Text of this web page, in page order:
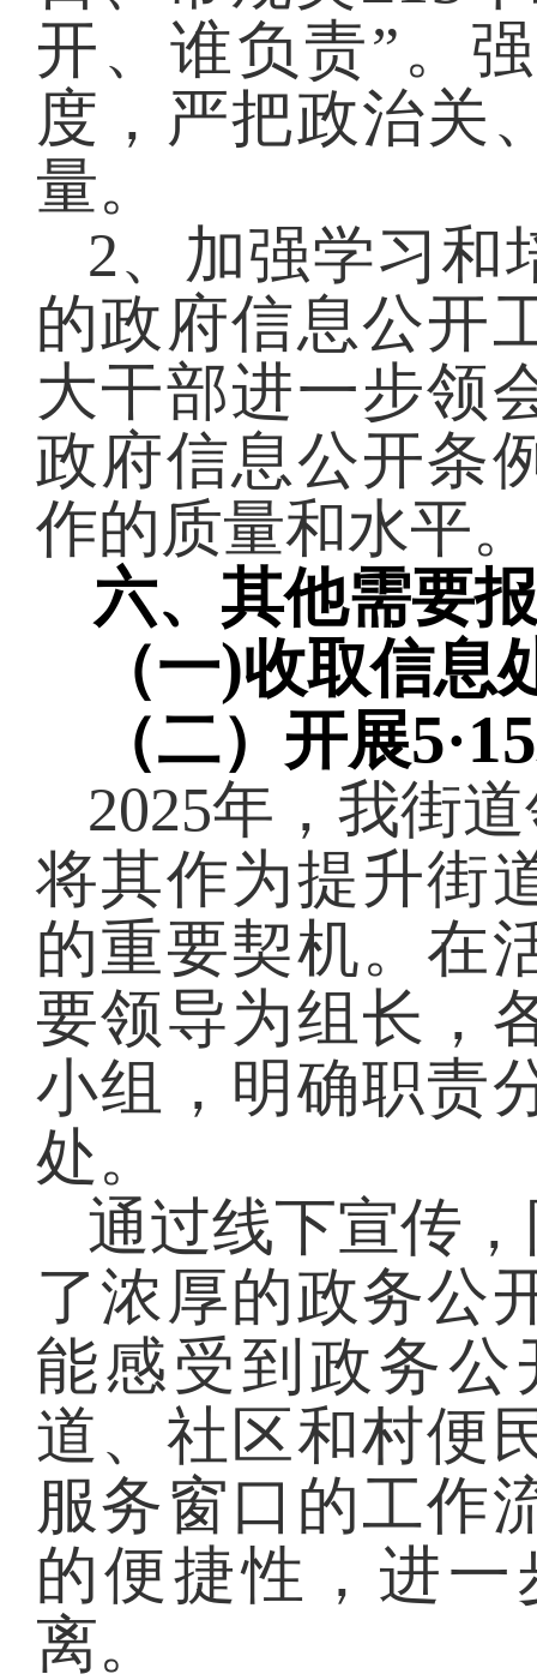
开、谁负责”。
度，严把政治关
量。
2、加强学习和
的政府信息公开
大干部进一步领
政府信息公开条
作的质量和水平。
六、其他需要
（一)收取信息
（二）开展5·15
2025年，我街
将其作为提升街
的重要契机。在
要领导为组长，
小组，明确职责
处。
通过线下宣传
了浓厚的政务公
能感受到政务
道、社区和村便
服务窗口的工作
的便捷性，进
离。